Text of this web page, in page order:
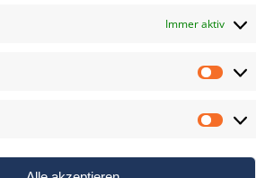
Immer aktiv